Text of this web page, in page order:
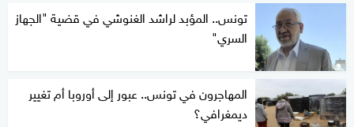
تونس.. المؤبد لراشد الغنوشي في قضية "الجهاز
السري"
المهاجرون في تونس.. عبور إلى أوروبا أم تغيير
ديمغرافي؟